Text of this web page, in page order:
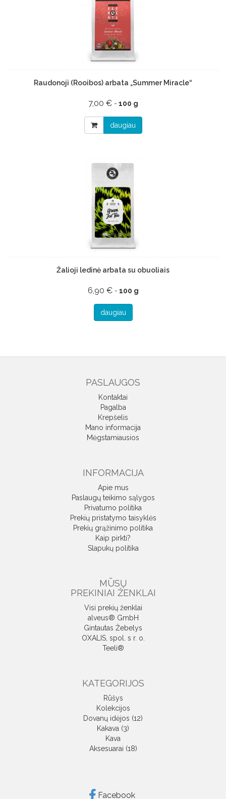
Raudonoji (Rooibos) arbata „Summer Miracle“
7,00 € - 100 g
daugiau
Žalioji ledinė arbata su obuoliais
6,90 € - 100 g
daugiau
PASLAUGOS
Kontaktai
Pagalba
Krepšelis
Mano informacija
Mėgstamiausios
INFORMACIJA
Apie mus
Paslaugų teikimo sąlygos
Privatumo politika
Prekių pristatymo taisyklės
Prekių grąžinimo politika
Kaip pirkti?
Slapukų politika
MŪSŲ
PREKINIAI ŽENKLAI
Visi prekių ženklai
alveus® GmbH
Gintautas Žebelys
OXALIS, spol. s r. o.
Teeli®
KATEGORIJOS
Rūšys
Kolekcijos
Dovanų idėjos (12)
Kakava (3)
Kava
Aksesuarai (18)
Facebook